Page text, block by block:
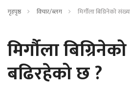
गृहपृष्ठ विचार/ब्लग मिर्गौला बिग्रिनेको
मिर्गौला
बढिरहेको छ ?